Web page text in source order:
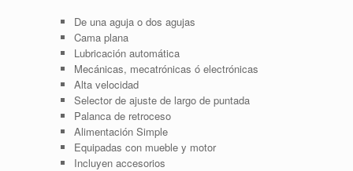
De una aguja o dos agujas
Cama plana
Lubricación automática
Mecánicas, mecatrónicas ó electrónicas
Alta velocidad
Selector de ajuste de largo de puntada
Palanca de retroceso
Alimentación Simple
Equipadas con mueble y motor
Incluyen accesorios